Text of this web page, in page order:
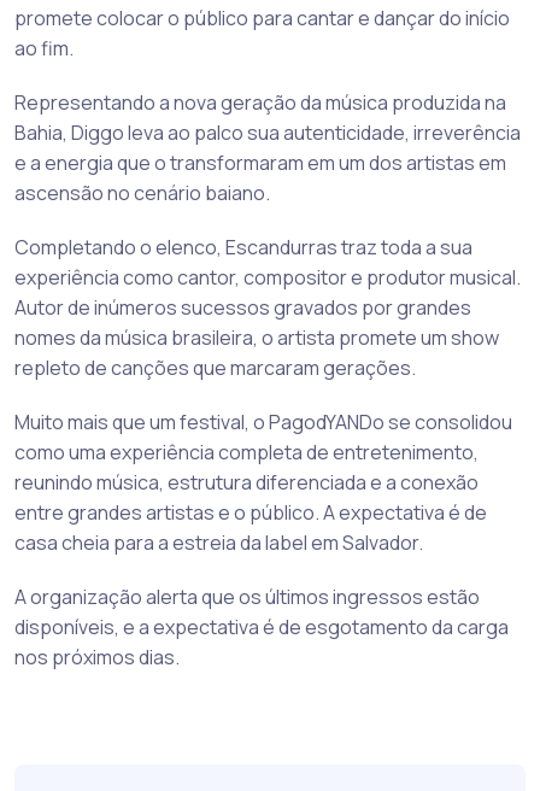
promete colocar o público para cantar e dançar do início
ao fim.
Representando a nova geração da música produzida na
Bahia, Diggo leva ao palco sua autenticidade, irreverência
e a energia que o transformaram em um dos artistas em
ascensão no cenário baiano.
Completando o elenco, Escandurras traz toda a sua
experiência como cantor, compositor e produtor musical.
Autor de inúmeros sucessos gravados por grandes
nomes da música brasileira, o artista promete um show
repleto de canções que marcaram gerações.
Muito mais que um festival, o PagodYANDo se consolidou
como uma experiência completa de entretenimento,
reunindo música, estrutura diferenciada e a conexão
entre grandes artistas e o público. A expectativa é de
casa cheia para a estreia da label em Salvador.
A organização alerta que os últimos ingressos estão
disponíveis, e a expectativa é de esgotamento da carga
nos próximos dias.